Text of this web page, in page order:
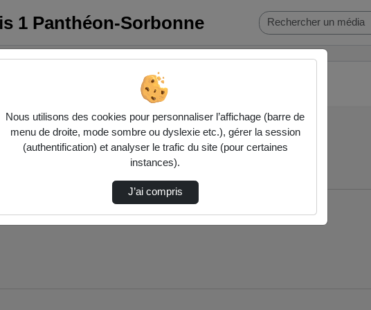
1 Panthéon-Sorbonne
Nous utilisons des cookies pour personnaliser l’affichage (barre de
menu de droite, mode sombre ou dyslexie etc.), gérer la session
(authentification) et analyser le trafic du site (pour certaines
instances).
J’ai compris